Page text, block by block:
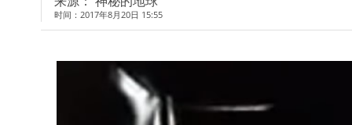
时间：2017年8月20日 15:55